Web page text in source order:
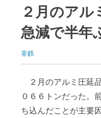
２月のア
急減で半年
非鉄
２月のアルミ圧延
０６６トンだった。
ち込んだことが主要